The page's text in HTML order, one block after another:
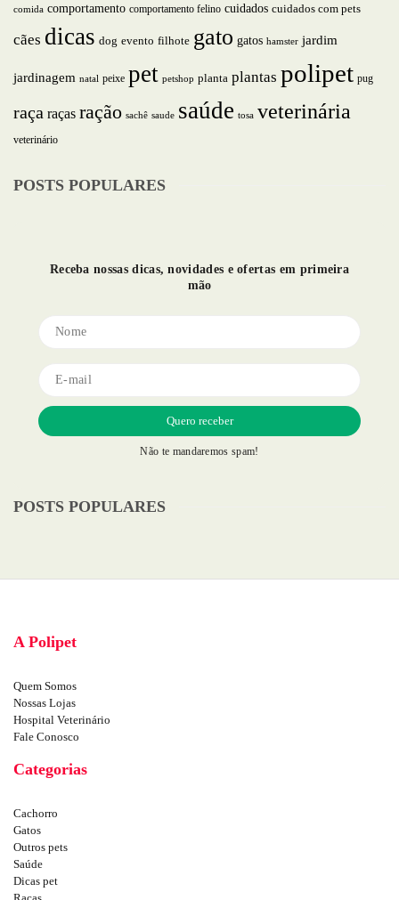
comida comportamento comportamento felino cuidados cuidados com pets
cães dicas dog evento filhote gato gatos hamster jardim
jardinagem natal peixe pet petshop planta plantas polipet pug
raça raças ração sachê saude saúde tosa veterinária
veterinário
POSTS POPULARES
Receba nossas dicas, novidades e ofertas em primeira
mão
Não te mandaremos spam!
POSTS POPULARES
A Polipet
Quem Somos
Nossas Lojas
Hospital Veterinário
Fale Conosco
Categorias
Cachorro
Gatos
Outros pets
Saúde
Dicas pet